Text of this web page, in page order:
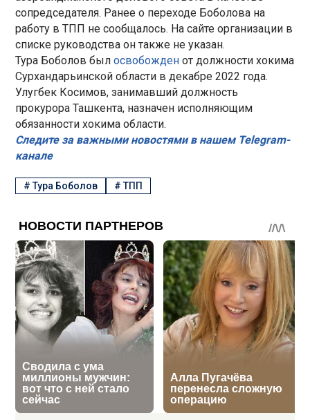
сопредседателя. Ранее о переходе Боболова на
работу в ТПП не сообщалось. На сайте организации в
списке руководства он также не указан.
Тура Боболов былосвобожденот должности хокима
Сурхандарьинской области в декабре 2022 года.
Улугбек Косимов, занимавший должность
прокурора Ташкента, назначен исполняющим
обязанности хокима области.
Следите за важными новостями в нашем Telegram-
канале
#Тура Боболов #ТПП